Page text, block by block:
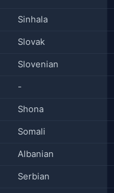
Sinhala
Slovak
Slovenian
-
Shona
Somali
Albanian
Serbian